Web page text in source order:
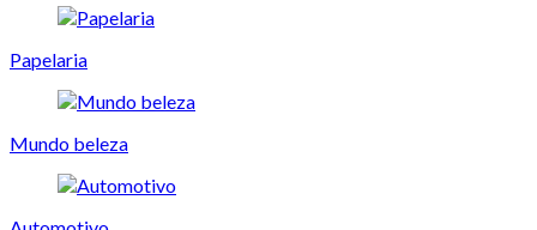
Papelaria
Mundo beleza